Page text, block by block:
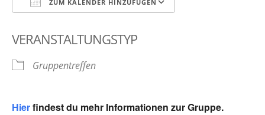
ZUM KALENDER HINZUFÜGEN
VERANSTALTUNGSTYP
Gruppentreffen
Hierfindest du mehr Informationen zur Gruppe.